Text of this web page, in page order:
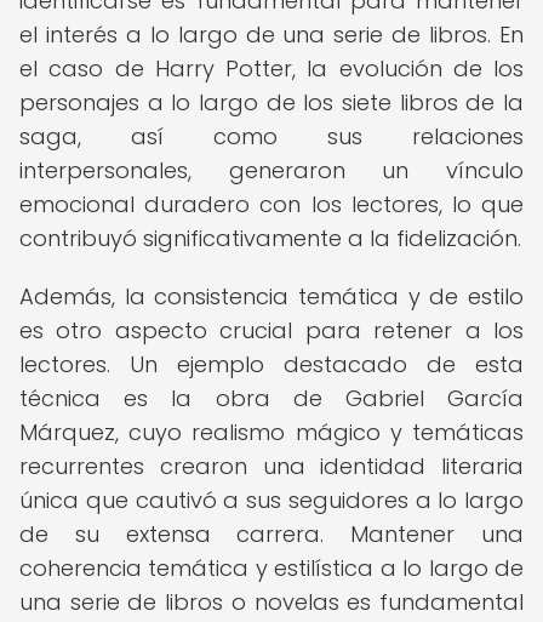
el interés a lo largo de una serie de libros. En
el caso de Harry Potter, la evolución de los
personajes a lo largo de los siete libros de la
saga, así como sus relaciones
interpersonales, generaron un vínculo
emocional duradero con los lectores, lo que
contribuyó significativamente a la fidelización.
Además, la consistencia temática y de estilo
es otro aspecto crucial para retener a los
lectores. Un ejemplo destacado de esta
técnica es la obra de Gabriel García
Márquez, cuyo realismo mágico y temáticas
recurrentes crearon una identidad literaria
única que cautivó a sus seguidores a lo largo
de su extensa carrera. Mantener una
coherencia temática y estilística a lo largo de
una serie de libros o novelas es fundamental